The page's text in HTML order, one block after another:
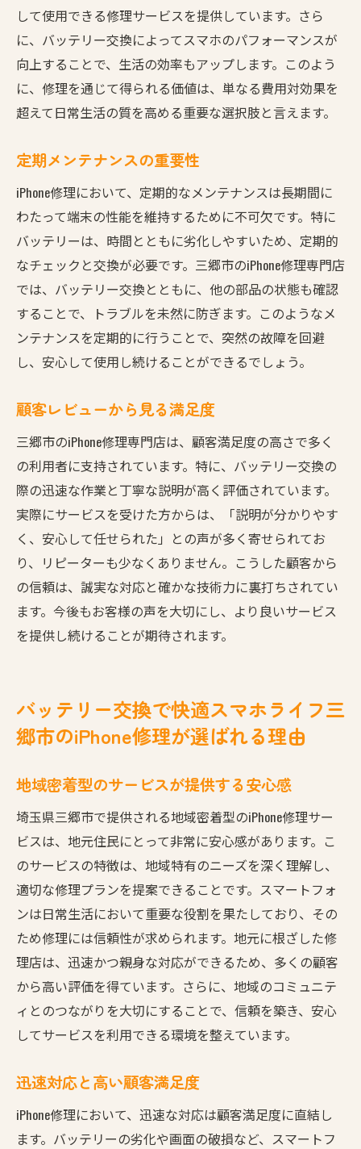
して使用できる修理サービスを提供しています。さら
に、バッテリー交換によってスマホのパフォーマンスが
向上することで、生活の効率もアップします。このよう
に、修理を通じて得られる価値は、単なる費用対効果を
超えて日常生活の質を高める重要な選択肢と言えます。
定期メンテナンスの重要性
iPhone修理において、定期的なメンテナンスは長期間に
わたって端末の性能を維持するために不可欠です。特に
バッテリーは、時間とともに劣化しやすいため、定期的
なチェックと交換が必要です。三郷市のiPhone修理専門店
では、バッテリー交換とともに、他の部品の状態も確認
することで、トラブルを未然に防ぎます。このようなメ
ンテナンスを定期的に行うことで、突然の故障を回避
し、安心して使用し続けることができるでしょう。
顧客レビューから見る満足度
三郷市のiPhone修理専門店は、顧客満足度の高さで多く
の利用者に支持されています。特に、バッテリー交換の
際の迅速な作業と丁寧な説明が高く評価されています。
実際にサービスを受けた方からは、「説明が分かりやす
く、安心して任せられた」との声が多く寄せられてお
り、リピーターも少なくありません。こうした顧客から
の信頼は、誠実な対応と確かな技術力に裏打ちされてい
ます。今後もお客様の声を大切にし、より良いサービス
を提供し続けることが期待されます。
バッテリー交換で快適スマホライフ三
郷市のiPhone修理が選ばれる理由
地域密着型のサービスが提供する安心感
埼玉県三郷市で提供される地域密着型のiPhone修理サー
ビスは、地元住民にとって非常に安心感があります。こ
のサービスの特徴は、地域特有のニーズを深く理解し、
適切な修理プランを提案できることです。スマートフォ
ンは日常生活において重要な役割を果たしており、その
ため修理には信頼性が求められます。地元に根ざした修
理店は、迅速かつ親身な対応ができるため、多くの顧客
から高い評価を得ています。さらに、地域のコミュニテ
ィとのつながりを大切にすることで、信頼を築き、安心
してサービスを利用できる環境を整えています。
迅速対応と高い顧客満足度
iPhone修理において、迅速な対応は顧客満足度に直結し
ます。バッテリーの劣化や画面の破損など、スマートフ